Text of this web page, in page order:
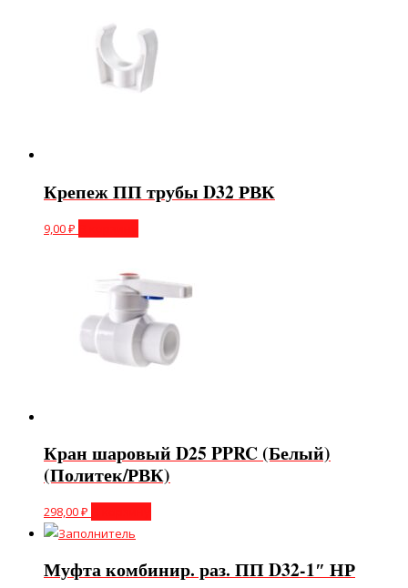
Крепеж ПП трубы D32 РВК
9,00₽
Кран шаровый D25 PPRC (Белый)
(Политек/РВК)
298,00₽
Муфта комбинир. раз. ПП D32-1″ НР